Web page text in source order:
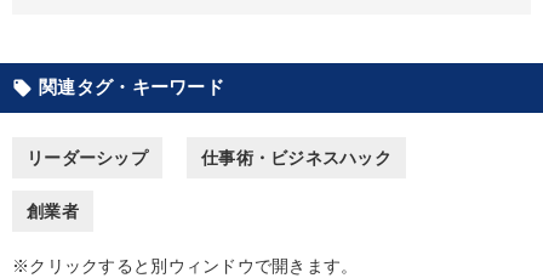
歴史・古典に学ぶ実務講話
【6月】音声・映像
【最新刊】精神科医・和田秀樹の「老いない力」＋健康な社長と
会社をつくる厳選講話
local_offer 関連タグ・キーワード
リーダーシップ 仕事術・ビジネスハック
創業者
※クリックすると別ウィンドウで開きます。